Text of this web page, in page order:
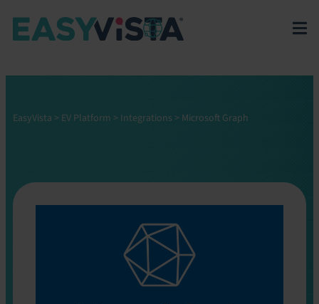
EasyVista > EV Platform > Integrations > Microsoft Graph